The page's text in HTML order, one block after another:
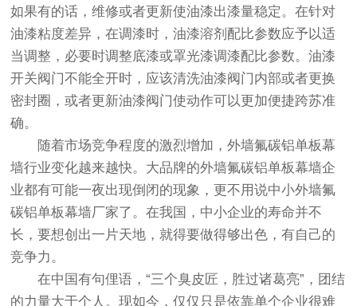
如果有的话，维修或者更新使油漆出漆量稳定。在针对
油漆粘度差异，在调漆时，油漆溶剂配比参数应予以适
当调整，必要时调整底漆或罩光漆调漆配比参数。油漆
开关阀门不能全开时，应该清洗油漆阀门内部或者更换
密封圈，或者更新油漆阀门使动作可以更加便捷跨苏准
确。
随着市场竞争程度的激烈增加，外墙氟碳铝单板幕
墙行业变化越来越快。大品牌的外墙氟碳铝单板幕墙企
业都有可能一夜出现倒闭的现象，更不用说中小外墙氟
碳铝单板幕墙厂家了。在我国，中小企业的寿命并不
长，要想创出一片天地，就得要做得够出色，有自己的
竞争力。
在中国有句俚语，“三个臭皮匠，胜过诸葛亮”，团结
的力量大于个人。现如今，仅仅只是依靠单个企业很难